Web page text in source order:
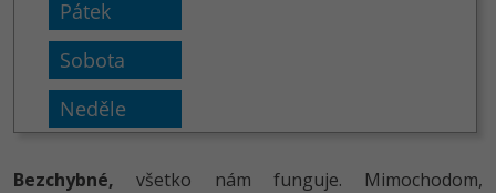
Bezchybné, všetko nám funguje. Mimochodom,